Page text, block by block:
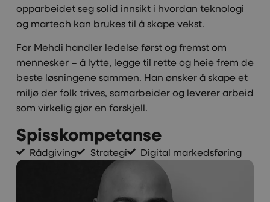
opparbeidet seg solid innsikt i hvordan teknologi
og martech kan brukes til å skape vekst.
For Mehdi handler ledelse først og fremst om
mennesker – å lytte, legge til rette og heie frem de
beste løsningene sammen. Han ønsker å skape et
miljø der folk trives, samarbeider og leverer arbeid
som virkelig gjør en forskjell.
Spisskompetanse
Rådgiving Strategi Digital markedsføring